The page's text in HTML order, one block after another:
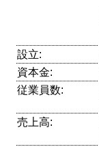
設立:
資本金:
従業員数:
売上高: